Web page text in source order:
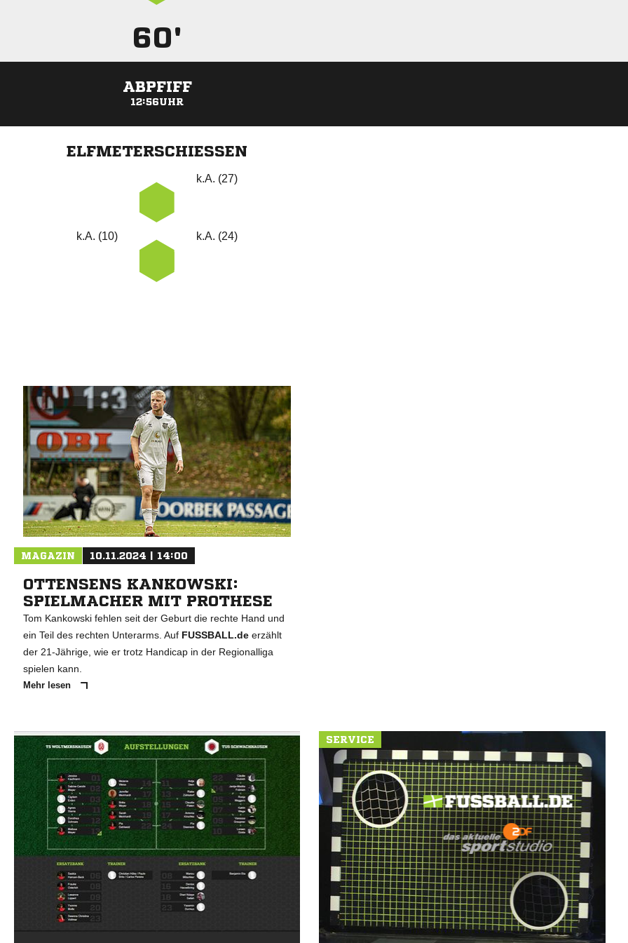
60'
ABPFIFF
12:56UHR
ELFMETERSCHIESSEN
k.A. (27)
k.A. (24)
k.A. (10)
MAGAZIN 10.11.2024 | 14:00
OTTENSENS KANKOWSKI:
SPIELMACHER MIT PROTHESE
Tom Kankowski fehlen seit der Geburt die rechte Hand und
ein Teil des rechten Unterarms. Auf FUSSBALL.deerzählt
der 21-Jährige, wie er trotz Handicap in der Regionalliga
spielen kann.
Mehr lesen
SERVICE